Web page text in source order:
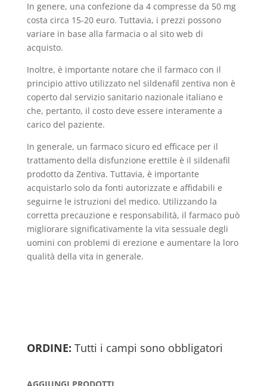
In genere, una confezione da 4 compresse da 50 mg
costa circa 15-20 euro. Tuttavia, i prezzi possono
variare in base alla farmacia o al sito web di
acquisto.
Inoltre, è importante notare che il farmaco con il
principio attivo utilizzato nel sildenafil zentiva non è
coperto dal servizio sanitario nazionale italiano e
che, pertanto, il costo deve essere interamente a
carico del paziente.
In generale, un farmaco sicuro ed efficace per il
trattamento della disfunzione erettile è il sildenafil
prodotto da Zentiva. Tuttavia, è importante
acquistarlo solo da fonti autorizzate e affidabili e
seguirne le istruzioni del medico. Utilizzando la
corretta precauzione e responsabilità, il farmaco può
migliorare significativamente la vita sessuale degli
uomini con problemi di erezione e aumentare la loro
qualità della vita in generale.
ORDINE: Tutti i campi sono obbligatori